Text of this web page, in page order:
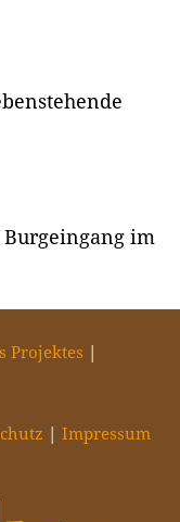
Burgeingang im
Projektes
Impressum